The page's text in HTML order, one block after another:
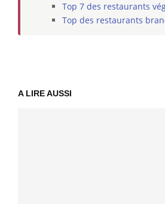
Top 7 des restaurants
Top des restaurants
A LIRE AUSSI